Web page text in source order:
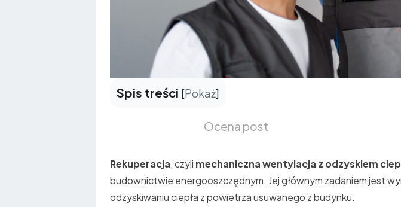
Spis treści [Pokaż]
Ocena post
Rekuperacja, czyli mechaniczna wentylacja z odzyskiem
budownictwie energooszczędnym. Jej głównym zadaniem jest
odzyskiwaniu ciepła z powietrza usuwanego z budynku.